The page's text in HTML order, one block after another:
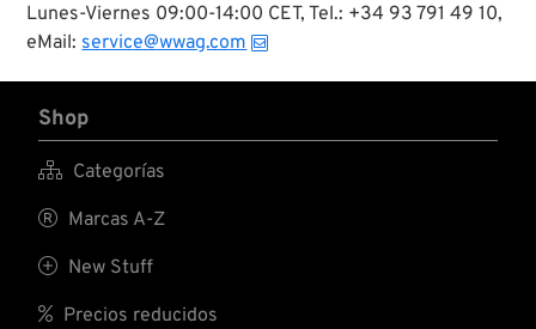
Lunes-Viernes 09:00-14:00 CET, Tel.: +34 93 791 49 10,
eMail: service@wwag.com
Shop
 Categorías
 Marcas A-Z
 New Stuff
 Precios reducidos